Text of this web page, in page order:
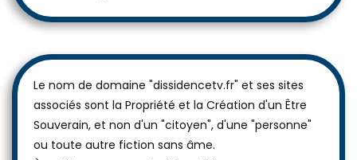
Le nom de domaine "dissidencetv.fr" et ses sites
associés sont la Propriété et la Création d'un Être
Souverain, et non d'un "citoyen", d'une "personne"
ou toute autre fiction sans âme.